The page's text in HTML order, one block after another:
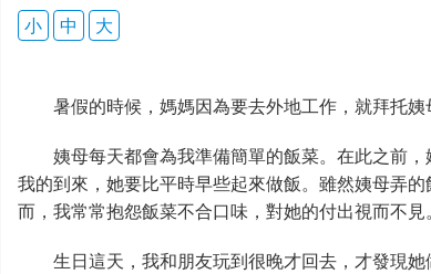
小 中 大
暑假的時候，媽媽因為要去外地工作，就拜托姨
姨母每天都會為我準備簡單的飯菜。在此之前
我的到來，她要比平時早些起來做飯。雖然姨母弄
而，我常常抱怨飯菜不合口味，對她的付出視而不見
生日這天，我和朋友玩到很晚才回去，才發現